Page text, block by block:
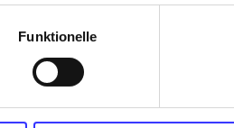
Funktionelle